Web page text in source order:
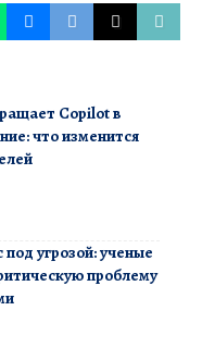
Copilot в
что изменится
угрозой: ученые
проблему